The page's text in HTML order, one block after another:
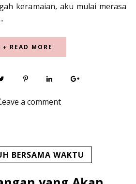
keramaian, aku mulai merasa
+ READ MORE
a comment
BERSAMA WAKTU